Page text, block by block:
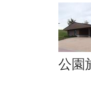
公園